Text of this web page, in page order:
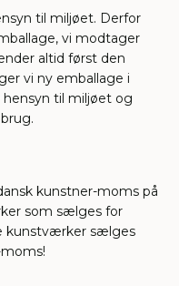
til miljøet. Derfor
vi modtager
altid først den
vi ny emballage i
hensyn til miljøet og
kunstner-moms på
som sælges for
kunstværker sælges